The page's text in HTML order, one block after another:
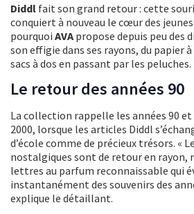
Diddl fait son grand retour : cette
conquiert à nouveau le cœur des jeunes
pourquoi AVA propose depuis peu des
son effigie dans ses rayons, du papier
sacs à dos en passant par les peluches.
Le retour des années 90
La collection rappelle les années 90 et
2000, lorsque les articles Diddl
d’école comme de précieux trésors. «
nostalgiques sont de retour en rayon,
lettres au parfum reconnaissable qui
instantanément des souvenirs des
explique le détaillant.